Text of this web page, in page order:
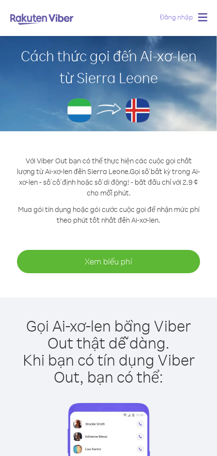
Đăng nhập
Cách thức gọi đến Ai-xơ-len
từ Sierra Leone
Với Viber Out bạn có thể thực hiện các cuộc gọi chất
lượng từ Ai-xơ-len đến Sierra Leone.Gọi số bất kỳ trong Ai-
xơ-len - số cố định hoặc số di động! - bắt đầu chỉ với 2.9 ¢
cho mỗi phút.
Mua gói tín dụng hoặc gói cước cuộc gọi để nhận mức phí
theo phút tốt nhất đến Ai-xơ-len.
Xem biểu phí
Gọi Ai-xơ-len bằng Viber
Out thật dễ dàng.
Khi bạn có tín dụng Viber
Out, bạn có thể: